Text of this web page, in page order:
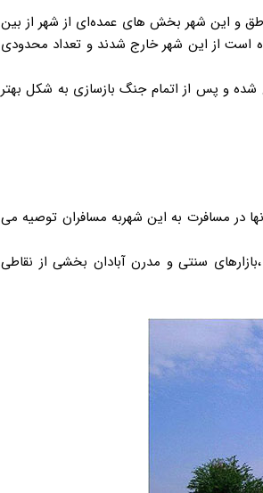
و این شهر بخش های عمده‌ای از شهر از بین
نزدیک به ۳۰۰ هزار نفر برآورد می شده است از این شهر خارج شدند و تعداد محدودی
در سال ۱۳۶۰ آبادان از محاصره خارج شده و پس از اتمام جنگ بازسازی به شکل بهتر
در مسافرت به این شهربه مسافران توصیه می
سنتی و مدرن آبادان بخشی از نقاطی